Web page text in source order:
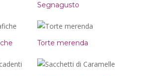
Segnagusto
Torte merenda